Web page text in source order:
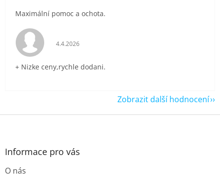
Maximální pomoc a ochota.
Hodnocení obchodu je 5 z 5 hvězdiček.
4.4.2026
+ Nizke ceny,rychle dodani.
Zobrazit další hodnocení
Z
Informace pro vás
O nás